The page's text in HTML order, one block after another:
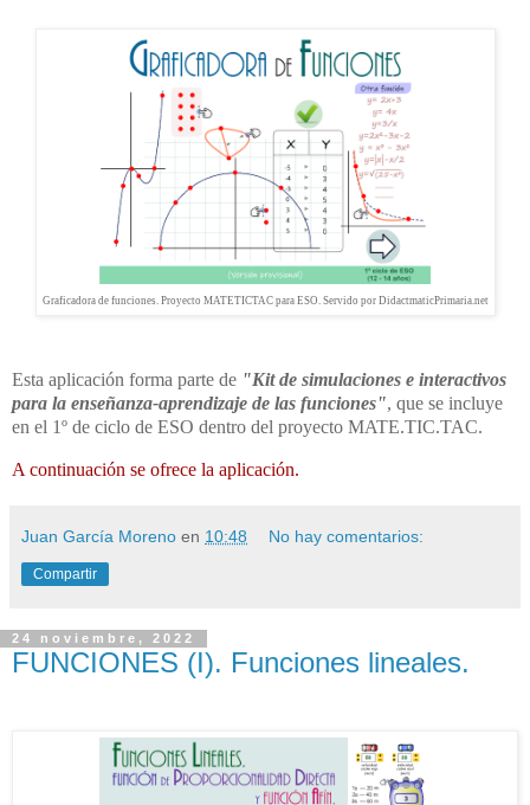
Graficadora de funciones. Proyecto MATETICTAC para ESO. Servido por DidactmaticPrimaria.net
Esta aplicación forma parte de "Kit de simulaciones e interactivos
para la enseñanza-aprendizaje de las funciones", que se incluye
en el 1º de ciclo de ESO dentro del proyecto MATE.TIC.TAC.
A continuación se ofrece la aplicación.
Juan García Moreno en 10:48 No hay comentarios:
Compartir
24 noviembre, 2022
FUNCIONES (I). Funciones lineales.